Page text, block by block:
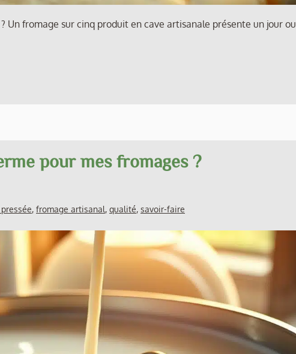
Un fromage sur cinq produit en cave artisanale présente un jour ou
pour mes fromages ?
, fromage artisanal, qualité, savoir-faire